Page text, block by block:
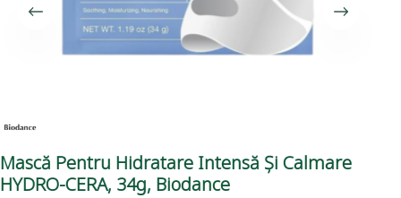
Mască Pentru Hidratare Intensă Și Calmare
HYDRO-CERA, 34g, Biodance